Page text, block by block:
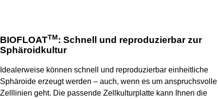
BIOFLOATTM: Schnell und reproduzierbar zur
Sphäroidkultur
Idealerweise können schnell und reproduzierbar einheitliche
Sphäroide erzeugt werden – auch, wenn es um anspruchsvolle
Zelllinien geht. Die passende Zellkulturplatte kann Ihnen die